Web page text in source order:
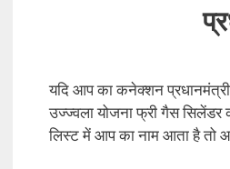
यदि आप का कनेक्शन
उज्ज्वला योजना फ्री गैस
लिस्ट में आप का नाम आता है तो